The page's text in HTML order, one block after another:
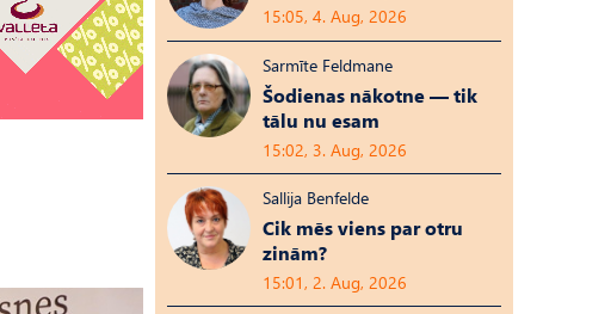
15:05, 4. Aug, 2026
Sarmīte Feldmane
Šodienas nākotne — tik
tālu nu esam
15:02, 3. Aug, 2026
Sallija Benfelde
Cik mēs viens par otru
zinām?
15:01, 2. Aug, 2026